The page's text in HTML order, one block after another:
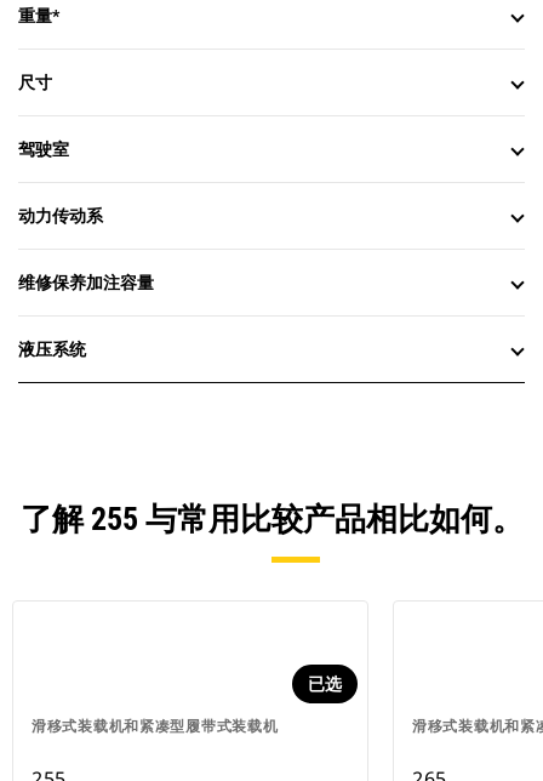
重量*
尺寸
驾驶室
动力传动系
维修保养加注容量
液压系统
了解 255 与常用比较产品相比如何。
滑移式装载机和紧凑型履带式装载机
已选
滑移式装载机和紧